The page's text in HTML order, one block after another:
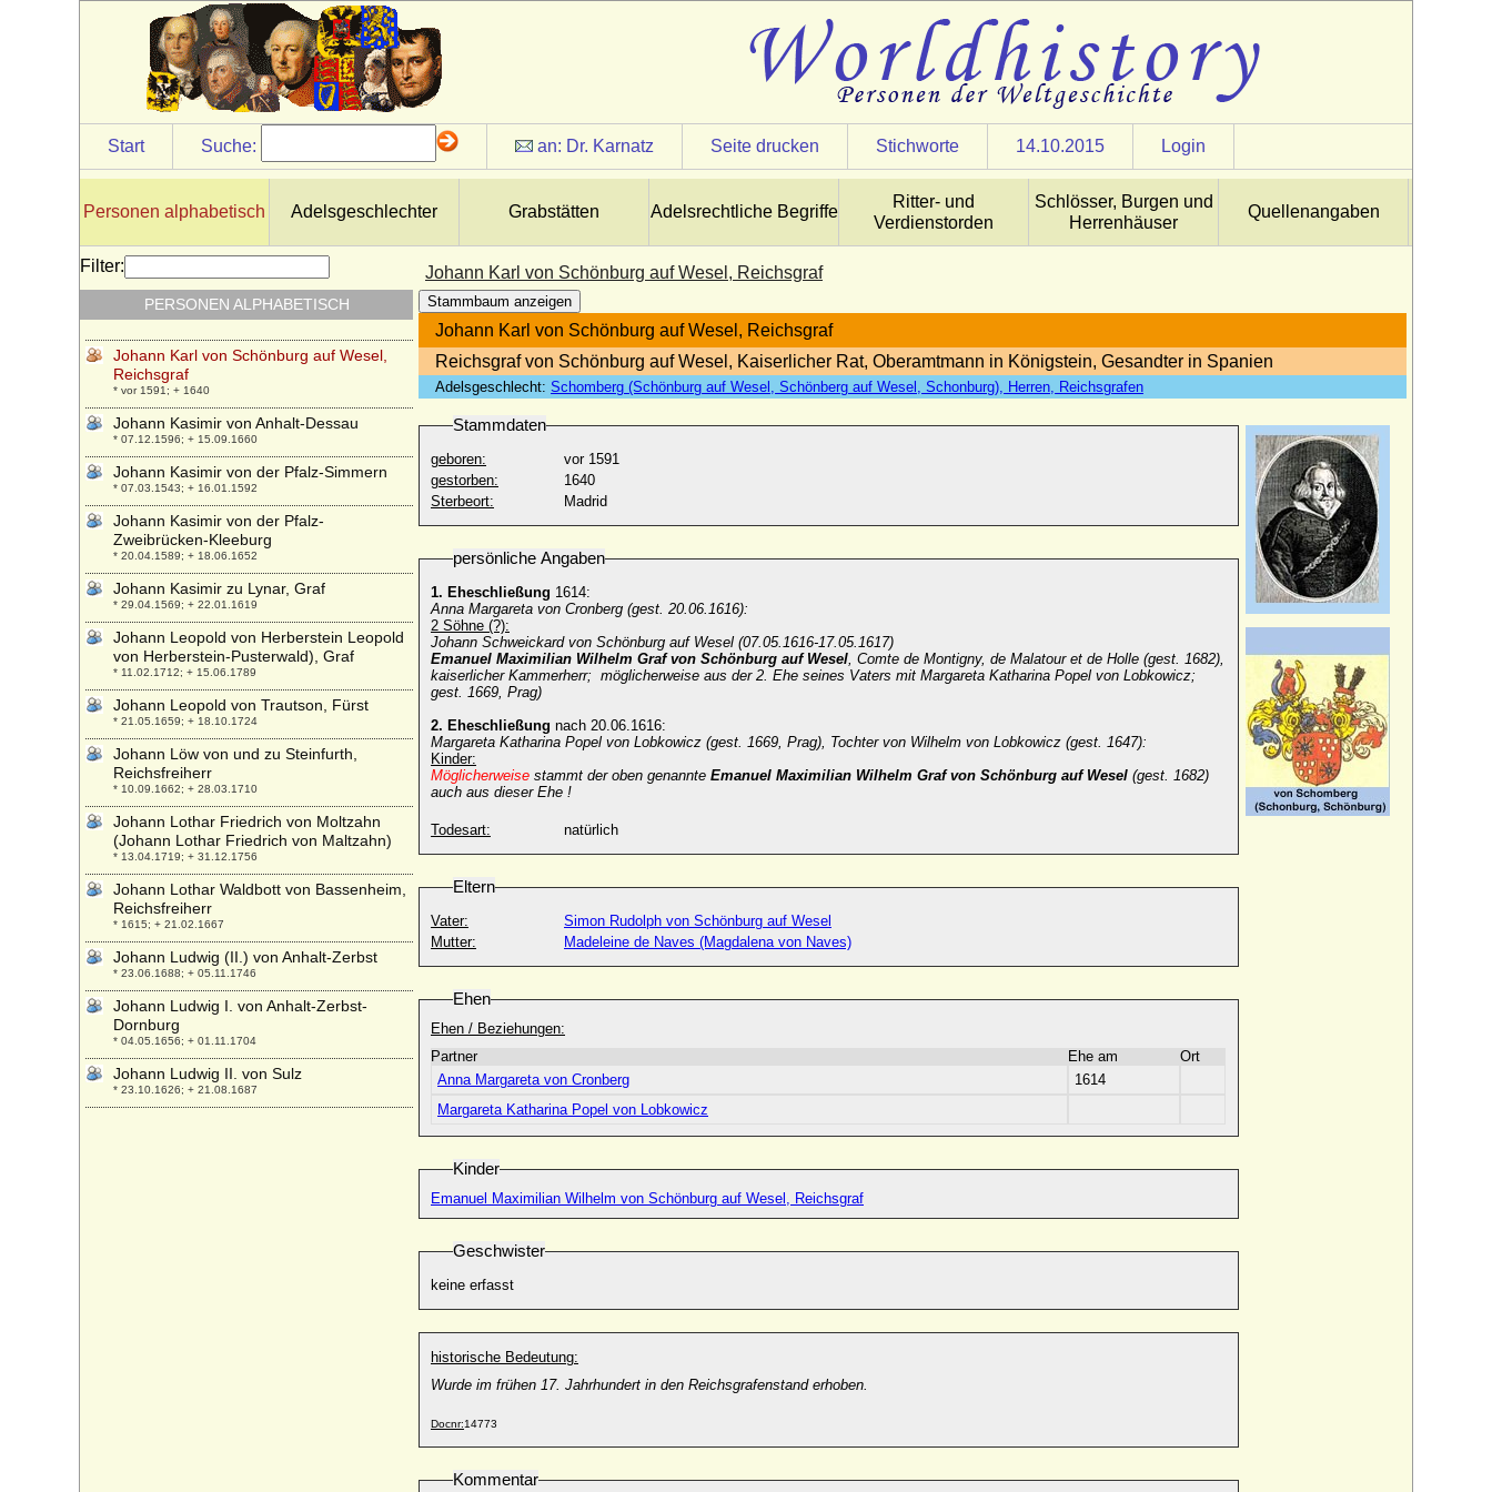
Start Suche: an: Dr. Karnatz Seite drucken Stichworte 14.10.2015 Login
Personen alphabetisch Adelsgeschlechter Grabstätten Adelsrechtliche Begriffe
Ritter- und
Verdienstorden
Schlösser, Burgen und
Herrenhäuser
Quellenangaben
Johann Karl von Schönburg auf Wesel, Reichsgraf
Stammbaum anzeigen
Johann Karl von Schönburg auf Wesel, Reichsgraf
Reichsgraf von Schönburg auf Wesel, Kaiserlicher Rat, Oberamtmann in Königstein, Gesandter in Spanien
Adelsgeschlecht: Schomberg (Schönburg auf Wesel, Schönberg auf Wesel, Schonburg), Herren, Reichsgrafen
Stammdaten
geboren:
vor 1591
gestorben:
1640
Sterbeort:
Madrid
persönliche Angaben
1. Eheschließung 1614:
Anna Margareta von Cronberg (gest. 20.06.1616):
2 Söhne (?):
Johann Schweickard von Schönburg auf Wesel (07.05.1616-17.05.1617)
Emanuel Maximilian Wilhelm Graf von Schönburg auf Wesel, Comte de Montigny, de Malatour et de Holle (gest. 1682),
kaiserlicher Kammerherr; möglicherweise aus der 2. Ehe seines Vaters mit Margareta Katharina Popel von Lobkowicz;
gest. 1669, Prag)
2. Eheschließung nach 20.06.1616:
Margareta Katharina Popel von Lobkowicz (gest. 1669, Prag), Tochter von Wilhelm von Lobkowicz (gest. 1647):
Kinder:
Möglicherweise stammt der oben genannte Emanuel Maximilian Wilhelm Graf von Schönburg auf Wesel (gest. 1682)
auch aus dieser Ehe !
Todesart: natürlich
Eltern
Vater:
Simon Rudolph von Schönburg auf Wesel
Mutter:
Madeleine de Naves (Magdalena von Naves)
Ehen
Ehen / Beziehungen:
Partner
Ehe am
Ort
Anna Margareta von Cronberg
1614
Margareta Katharina Popel von Lobkowicz
Kinder
Emanuel Maximilian Wilhelm von Schönburg auf Wesel, Reichsgraf
Geschwister
keine erfasst
historische Bedeutung:
Wurde im frühen 17. Jahrhundert in den Reichsgrafenstand erhoben.
Docnr:14773
Kommentar
Filter:
PERSONEN ALPHABETISCH
* 03.07.1706; + 18.04.1776
Johann Jost von Loën (Johann Just von
Loën), Freiherr
* 03.01.1737; + 17.05.1803
Johann Karl Martin Christoph von Nostitz-
Rokitnitz, Graf
* 1673; + 17.04.1740
Johann Karl von Bentinck (Jan Carel van
* 02.07.1763; + 22.11.1833
* 17.10.1638; + 21.02.1704
Johann Karl von Löwenstein-Wertheim-
Virneburg, Fürst
* 10.01.1740; + 16.02.1816
Johann Karl von Schönburg auf Wesel,
Reichsgraf
* vor 1591; + 1640
Johann Kasimir von Anhalt-Dessau
* 07.12.1596; + 15.09.1660
Johann Kasimir von der Pfalz-Simmern
* 07.03.1543; + 16.01.1592
Johann Kasimir von der Pfalz-
Zweibrücken-Kleeburg
* 20.04.1589; + 18.06.1652
Johann Kasimir zu Lynar, Graf
* 29.04.1569; + 22.01.1619
Johann Leopold von Herberstein Leopold
von Herberstein-Pusterwald), Graf
* 11.02.1712; + 15.06.1789
Johann Leopold von Trautson, Fürst
* 21.05.1659; + 18.10.1724
Johann Löw von und zu Steinfurth,
Reichsfreiherr
* 10.09.1662; + 28.03.1710
Johann Lothar Friedrich von Moltzahn
(Johann Lothar Friedrich von Maltzahn)
* 13.04.1719; + 31.12.1756
Johann Lothar Waldbott von Bassenheim,
Reichsfreiherr
* 1615; + 21.02.1667
Johann Ludwig (II.) von Anhalt-Zerbst
* 23.06.1688; + 05.11.1746
Johann Ludwig I. von Anhalt-Zerbst-
Dornburg
* 04.05.1656; + 01.11.1704
Johann Ludwig II. von Sulz
* 23.10.1626; + 21.08.1687